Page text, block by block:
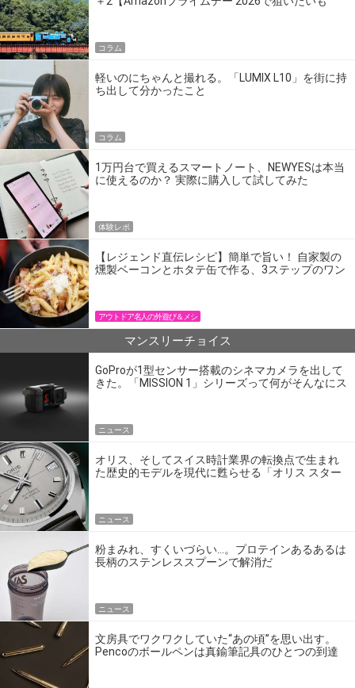
コラム
軽いのにちゃんと撮れる。「LUMIX L10」を街に持
ち出して分かったこと
コラム
1万円台で買えるスマートノート、NEWYESは本当
に使えるのか？ 実際に購入して試してみた
体験レポ
【レジェンド直伝レシピ】簡単で旨い！ 自家製の
燻製ベーコンとホタテ缶で作る、3ステップのワン
アウトドア名人の外遊び＆メシ
マンスリーチョイス
GoProが1型センサー搭載のシネマカメラを出して
きた。「MISSION 1」シリーズって何がそんなにス
ニュース
オリス、そしてスイス時計業界の転換点で生まれ
た歴史的モデルを現代に甦らせる「オリス スター
ニュース
粉まみれ、すくいづらい…。プロテインあるあるは
長柄のステンレススプーンで解消だ
ニュース
文房具でワクワクしていた“あの頃”を思い出す。
Pencoのボールペンは真鍮筆記具のひとつの到達